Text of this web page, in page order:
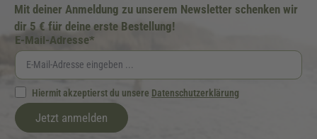
Mit deiner Anmeldung zu unserem Newsletter schenken wir
dir 5 € für deine erste Bestellung!
E-Mail-Adresse*
Hiermit akzeptierst du unsere Datenschutzerklärung
Jetzt anmelden